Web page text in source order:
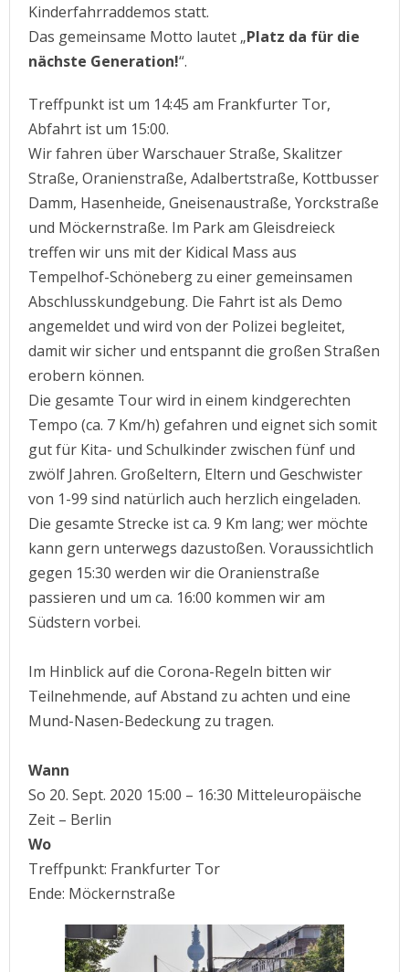
Kinderfahrraddemos statt.
Das gemeinsame Motto lautet „Platz da für die
nächste Generation!“.
Treffpunkt ist um 14:45 am Frankfurter Tor,
Abfahrt ist um 15:00.
Wir fahren über Warschauer Straße, Skalitzer
Straße, Oranienstraße, Adalbertstraße, Kottbusser
Damm, Hasenheide, Gneisenaustraße, Yorckstraße
und Möckernstraße. Im Park am Gleisdreieck
treffen wir uns mit der Kidical Mass aus
Tempelhof-Schöneberg zu einer gemeinsamen
Abschlusskundgebung. Die Fahrt ist als Demo
angemeldet und wird von der Polizei begleitet,
damit wir sicher und entspannt die großen Straßen
erobern können.
Die gesamte Tour wird in einem kindgerechten
Tempo (ca. 7 Km/h) gefahren und eignet sich somit
gut für Kita- und Schulkinder zwischen fünf und
zwölf Jahren. Großeltern, Eltern und Geschwister
von 1-99 sind natürlich auch herzlich eingeladen.
Die gesamte Strecke ist ca. 9 Km lang; wer möchte
kann gern unterwegs dazustoßen. Voraussichtlich
gegen 15:30 werden wir die Oranienstraße
passieren und um ca. 16:00 kommen wir am
Südstern vorbei.
Im Hinblick auf die Corona-Regeln bitten wir
Teilnehmende, auf Abstand zu achten und eine
Mund-Nasen-Bedeckung zu tragen.
Wann
So 20. Sept. 2020 15:00 – 16:30 Mitteleuropäische
Zeit – Berlin
Wo
Treffpunkt: Frankfurter Tor
Ende: Möckernstraße